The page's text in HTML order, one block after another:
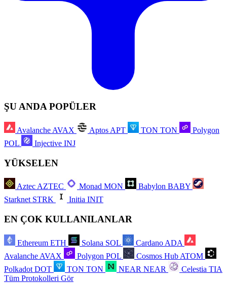
ŞU ANDA POPÜLER
Avalanche AVAX Aptos APT TON TON
Polygon
POL
Injective INJ
YÜKSELEN
AztecAZTEC Monad MON Babylon BABY
Starknet STRK Initia INIT
EN ÇOK KULLANILANLAR
Ethereum ETH Solana SOL Cardano ADA
Avalanche AVAX Polygon POL Cosmos Hub ATOM
Polkadot DOT TON TON NEAR NEAR Celestia TIA
Tüm Protokolleri Gör